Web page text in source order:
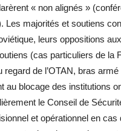
« non alignés »
Les majorités et soutiens
leurs oppositions
(cas particuliers de la
regard de l’OTAN, bras armé
au blocage des institutions
le Conseil de
et opérationnel en cas